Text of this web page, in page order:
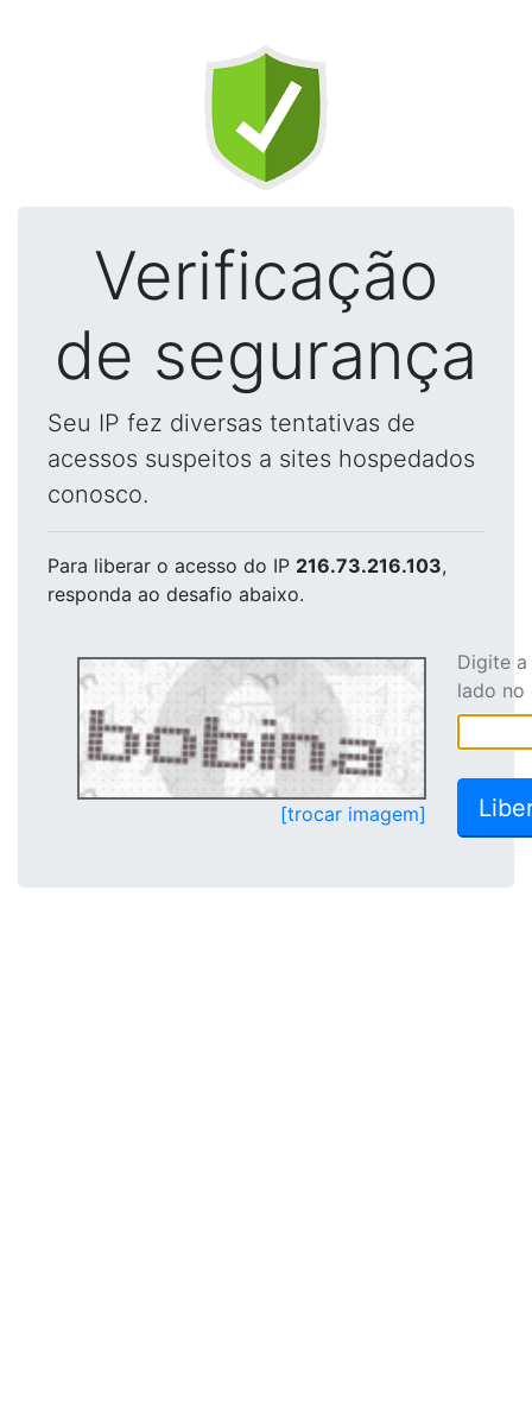
Verificação
de segurança
Seu IP fez diversas tentativas de
acessos suspeitos a sites hospedados
conosco.
Para liberar o acesso do IP 216.73.216.103,
responda ao desafio abaixo.
[trocar imagem]
Digite
lado no